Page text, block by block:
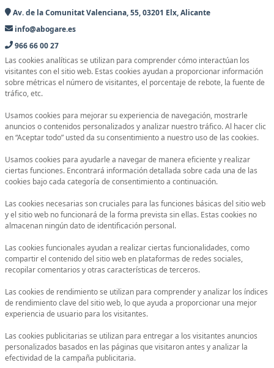
Av. de la Comunitat Valenciana, 55, 03201 Elx, Alicante
info@abogare.es
966 66 00 27
Las cookies analíticas se utilizan para comprender cómo interactúan los
visitantes con el sitio web. Estas cookies ayudan a proporcionar información
sobre métricas el número de visitantes, el porcentaje de rebote, la fuente de
tráfico, etc.
Usamos cookies para mejorar su experiencia de navegación, mostrarle
anuncios o contenidos personalizados y analizar nuestro tráfico. Al hacer clic
en “Aceptar todo” usted da su consentimiento a nuestro uso de las cookies.
Usamos cookies para ayudarle a navegar de manera eficiente y realizar
ciertas funciones. Encontrará información detallada sobre cada una de las
cookies bajo cada categoría de consentimiento a continuación.
Las cookies necesarias son cruciales para las funciones básicas del sitio web
y el sitio web no funcionará de la forma prevista sin ellas. Estas cookies no
almacenan ningún dato de identificación personal.
Las cookies funcionales ayudan a realizar ciertas funcionalidades, como
compartir el contenido del sitio web en plataformas de redes sociales,
recopilar comentarios y otras características de terceros.
Las cookies de rendimiento se utilizan para comprender y analizar los índices
de rendimiento clave del sitio web, lo que ayuda a proporcionar una mejor
experiencia de usuario para los visitantes.
Las cookies publicitarias se utilizan para entregar a los visitantes anuncios
personalizados basados ​​en las páginas que visitaron antes y analizar la
efectividad de la campaña publicitaria.